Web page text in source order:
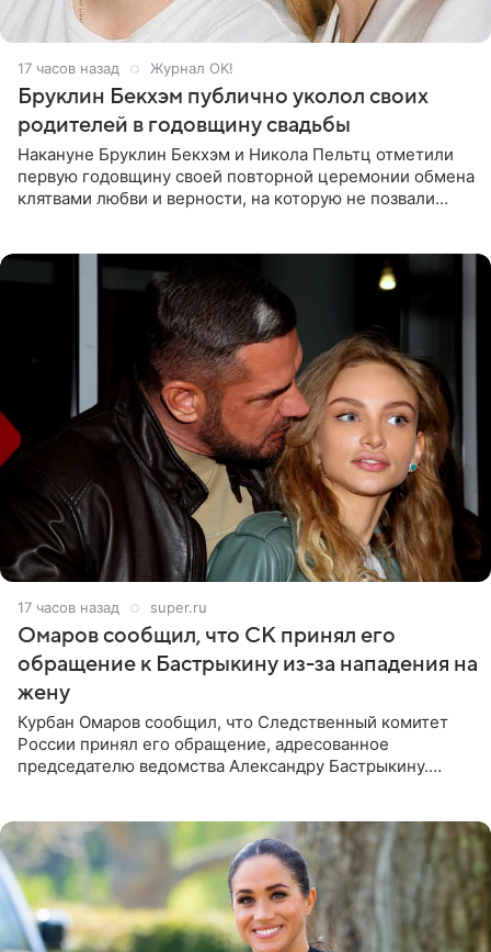
17 часов назад Журнал OK!
Бруклин Бекхэм публично уколол своих
родителей в годовщину свадьбы
Накануне Бруклин Бекхэм и Никола Пельтц отметили
первую годовщину своей повторной церемонии обмена
клятвами любви и верности, на которую не позвали
17 часов назад super.ru
Омаров сообщил, что СК принял его
обращение к Бастрыкину из-за нападения на
жену
Курбан Омаров сообщил, что Следственный комитет
России принял его обращение, адресованное
председателю ведомства Александру Бастрыкину.